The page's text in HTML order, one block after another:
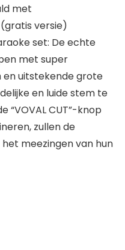
met
versie)
set: De echte
met super
en uitstekende grote
en luide stem te
“VOVAL CUT”-knop
zullen de
meezingen van hun